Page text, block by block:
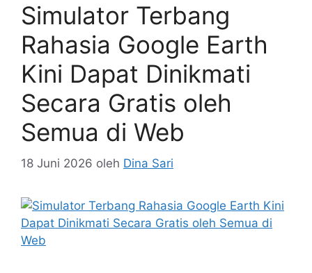
Simulator Terbang
Rahasia Google Earth
Kini Dapat Dinikmati
Secara Gratis oleh
Semua di Web
18 Juni 2026 oleh Dina Sari